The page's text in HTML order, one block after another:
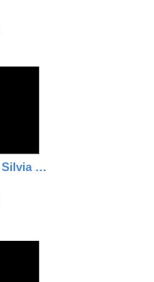
Gestión de aprendizaje - Silvia Cañada